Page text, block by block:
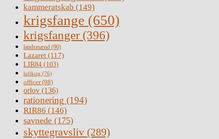
kammeratskab (149)
krigsfange (650)
krigsfanger (396)
landsmænd (90)
Lazaret (117)
LIR84 (103)
luftkrig (76)
officer(98)
orlov (136)
rationering (194)
RIR86 (146)
savnede (175)
skyttegravsliv (289)